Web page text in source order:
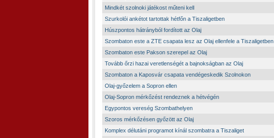
Mindkét szolnoki játékost műteni kell
Szurkolói ankétot tartottak hétfőn a Tiszaligetben
Húszpontos hátrányból fordított az Olaj
Szombaton este a ZTE csapata lesz az Olaj ellenfele a Tiszaligetben
Szombaton este Pakson szerepel az Olaj
Tovább őrzi hazai veretlenségét a bajnokságban az Olaj
Szombaton a Kaposvár csapata vendégeskedik Szolnokon
Olaj-győzelem a Sopron ellen
Olaj-Sopron mérkőzést rendeznek a hétvégén
Egypontos vereség Szombathelyen
Szoros mérkőzésen győzött az Olaj
Komplex délutáni programot kínál szombatra a Tiszaliget